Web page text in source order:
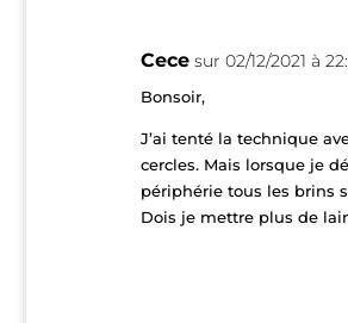
Cece sur 02/12/2021 à
Bonsoir,
J’ai tenté la technique
cercles. Mais lorsque je
périphérie tous les brins
Dois je mettre plus de